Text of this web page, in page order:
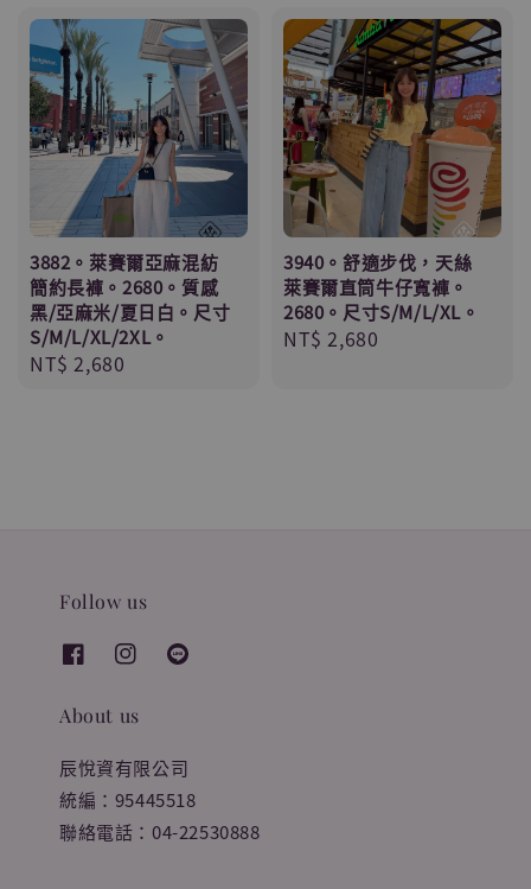
3882。萊賽爾亞麻混紡
簡約長褲。2680。質感
黑/亞麻米/夏日白。尺寸
S/M/L/XL/2XL。
Regular
NT$ 2,680
3940。舒適步伐，天絲
萊賽爾直筒牛仔寬褲。
2680。尺寸S/M/L/XL。
Regular
NT$ 2,680
Follow us
About us
辰悅資有限公司
統編：95445518
聯絡電話：04-22530888